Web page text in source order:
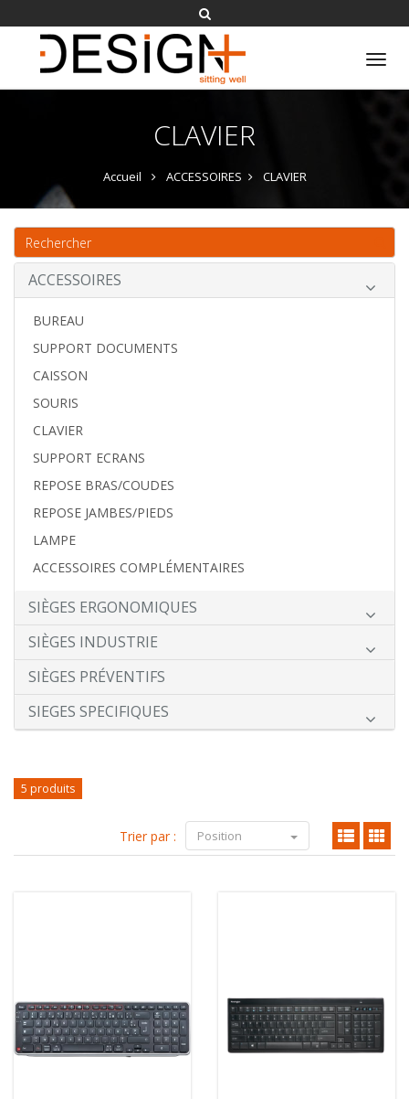
CLAVIER
Accueil ACCESSOIRES CLAVIER
ACCESSOIRES
BUREAU
SUPPORT DOCUMENTS
CAISSON
SOURIS
CLAVIER
SUPPORT ECRANS
REPOSE BRAS/COUDES
REPOSE JAMBES/PIEDS
LAMPE
ACCESSOIRES COMPLÉMENTAIRES
SIÈGES ERGONOMIQUES
SIÈGES INDUSTRIE
SIÈGES PRÉVENTIFS
SIEGES SPECIFIQUES
5 produits
Trier par : Position